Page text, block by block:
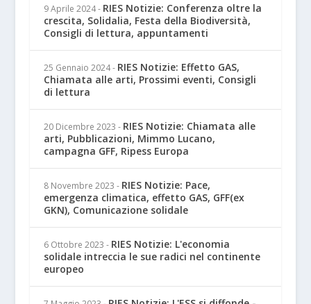
9 Aprile 2024 - RIES Notizie: Conferenza oltre la
crescita, Solidalia, Festa della Biodiversità,
Consigli di lettura, appuntamenti
25 Gennaio 2024 - RIES Notizie: Effetto GAS,
Chiamata alle arti, Prossimi eventi, Consigli
di lettura
20 Dicembre 2023 - RIES Notizie: Chiamata alle
arti, Pubblicazioni, Mimmo Lucano,
campagna GFF, Ripess Europa
8 Novembre 2023 - RIES Notizie: Pace,
emergenza climatica, effetto GAS, GFF(ex
GKN), Comunicazione solidale
6 Ottobre 2023 - RIES Notizie: L'economia
solidale intreccia le sue radici nel continente
europeo